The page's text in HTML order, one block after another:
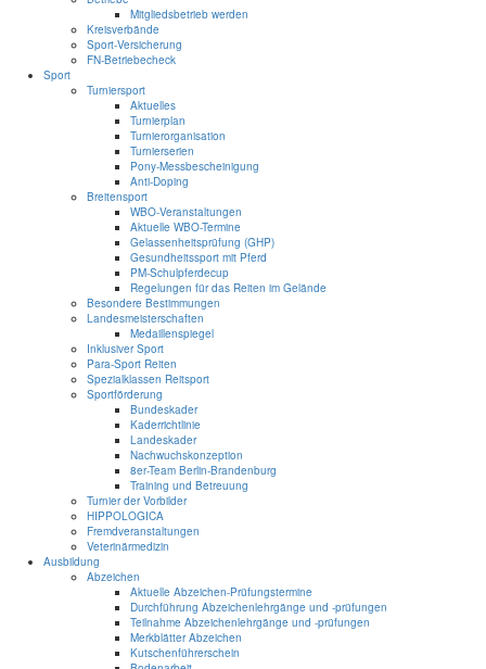
Mitgliedsbetrieb werden
Kreisverbände
Sport-Versicherung
FN-Betriebecheck
Sport
Turniersport
Aktuelles
Turnierplan
Turnierorganisation
Turnierserien
Pony-Messbescheinigung
Anti-Doping
Breitensport
WBO-Veranstaltungen
Aktuelle WBO-Termine
Gelassenheitsprüfung (GHP)
Gesundheitssport mit Pferd
PM-Schulpferdecup
Regelungen für das Reiten im Gelände
Besondere Bestimmungen
Landesmeisterschaften
Medaillenspiegel
Inklusiver Sport
Para-Sport Reiten
Spezialklassen Reitsport
Sportförderung
Bundeskader
Kaderrichtlinie
Landeskader
Nachwuchskonzeption
8er-Team Berlin-Brandenburg
Training und Betreuung
Turnier der Vorbilder
HIPPOLOGICA
Fremdveranstaltungen
Veterinärmedizin
Ausbildung
Abzeichen
Aktuelle Abzeichen-Prüfungstermine
Durchführung Abzeichenlehrgänge und -prüfungen
Teilnahme Abzeichenlehrgänge und -prüfungen
Merkblätter Abzeichen
Kutschenführerschein